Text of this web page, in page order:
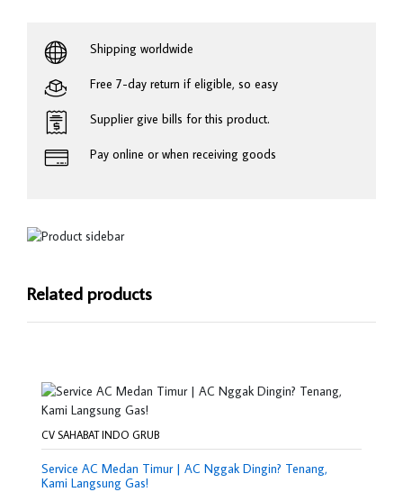
Shipping worldwide
Free 7-day return if eligible, so easy
Supplier give bills for this product.
Pay online or when receiving goods
Related products
CV SAHABAT INDO GRUB
Service AC Medan Timur | AC Nggak Dingin? Tenang,
Kami Langsung Gas!